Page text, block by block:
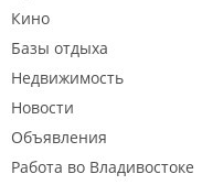
Кино
Базы отдыха
Недвижимость
Новости
Объявления
Работа во Владивостоке